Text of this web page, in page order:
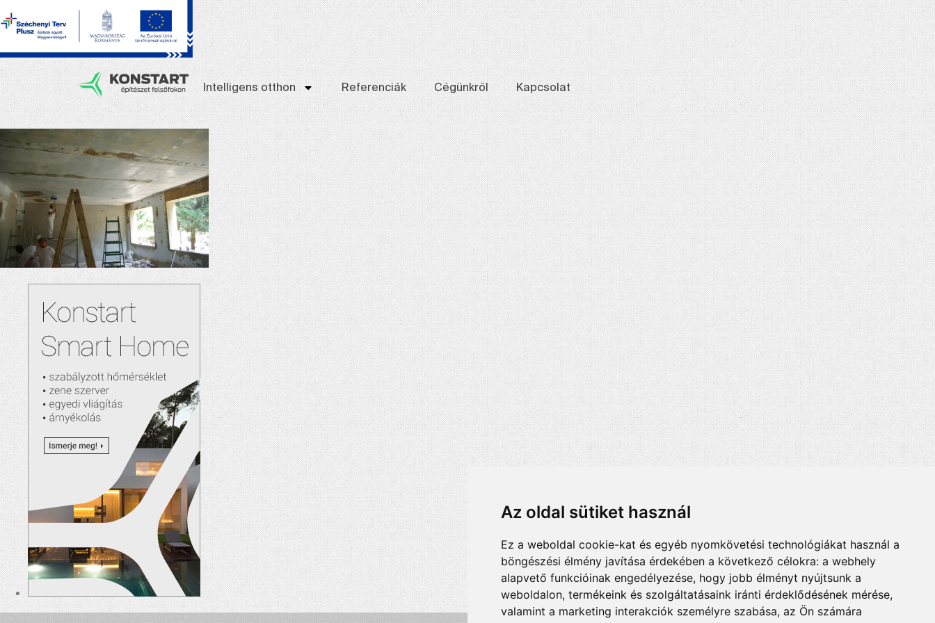
Az oldal sütiket használ
Ez a weboldal cookie-kat és egyéb nyomkövetési technológiákat használ a
böngészési élmény javítása érdekében a következő célokra: a webhely
alapvető funkcióinak engedélyezése, hogy jobb élményt nyújtsunk a
weboldalon, termékeink és szolgáltatásaink iránti érdeklődésének mérése,
valamint a marketing interakciók személyre szabása, az Ön számára
Intelligens otthon Referenciák Cégünkről Kapcsolat